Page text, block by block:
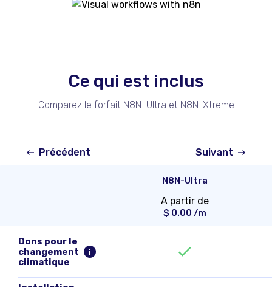
Ce qui est inclus
Comparez le forfait N8N-Ultra et N8N-Xtreme
Précédent Suivant
Dons pour le
changement
climatique
N8N-Ultra
A partir de
$ 0.00 /m